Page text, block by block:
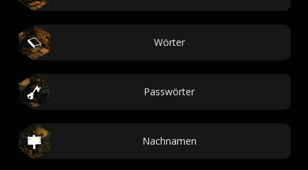
Wörter
Passwörter
Nachnamen